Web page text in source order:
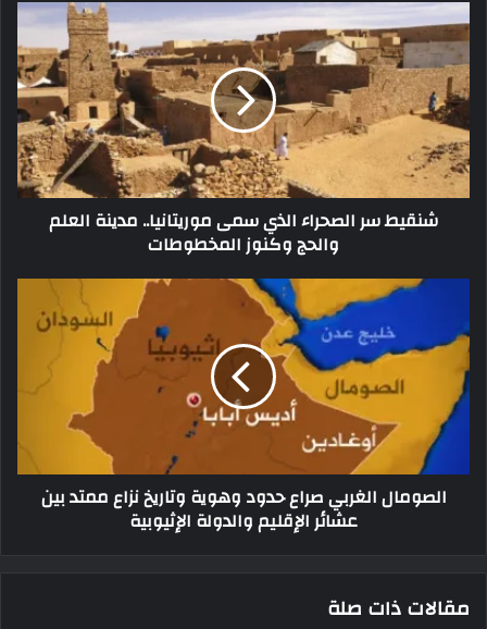
شنقيط سر الصحراء الذي سمى موريتانيا.. مدينة العلم
والحج وكنوز المخطوطات
الصومال الغربي صراع حدود وهوية وتاريخ نزاع ممتد بين
عشائر الإقليم والدولة الإثيوبية
مقالات ذات صلة